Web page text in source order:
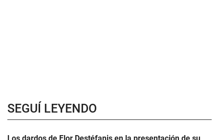
SEGUÍ LEYENDO